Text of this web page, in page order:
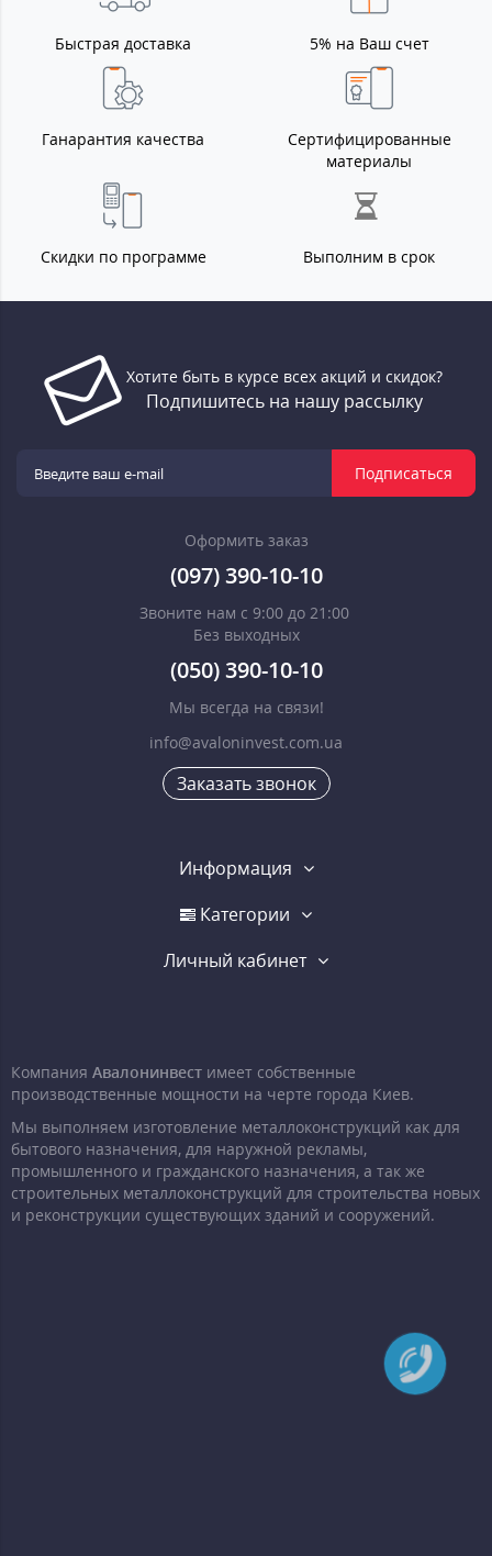
Быстрая доставка 5% на Ваш счет
Ганарантия качества
Сертифицированные
материалы
Скидки по программе Выполним в срок
Хотите быть в курсе всех акций и скидок?
Подпишитесь на нашу рассылку
Подписаться
Оформить заказ
(097) 390-10-10
Звоните нам с 9:00 до 21:00
Без выходных
(050) 390-10-10
Мы всегда на связи!
info@avaloninvest.com.ua
Заказать звонок
Информация
Категории
Личный кабинет
Компания Авалонинвест имеет собственные
производственные мощности на черте города Киев.
Мы выполняем изготовление металлоконструкций как для
бытового назначения, для наружной рекламы,
промышленного и гражданского назначения, а так же
строительных металлоконструкций для строительства новых
и реконструкции существующих зданий и сооружений.